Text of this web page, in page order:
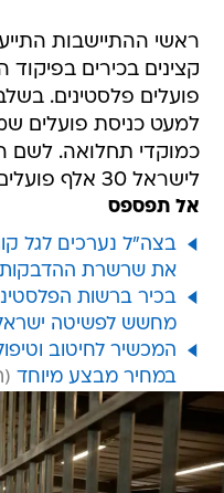
ראשי ההתיישבות
קצינים בכירים
פועלים פלסטינים.
למעט כניסת פועלים
לישראל 30 אלף פועלים.
אל תפספס
בצה"ל נערכים לגל
את שרשרת
בכיר ברשות
מחשש לפשיטה
המכשיר לחיטוב
במחיר מבצע מיוחד